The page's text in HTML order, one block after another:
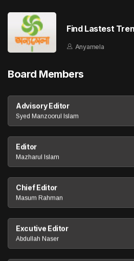
Find Lastest
Anyamela
Board Members
Advisory Editor
Syed Manzoorul Islam
Editor
Mazharul Islam
Chief Editor
Masum Rahman
Excutive Editor
Abdullah Naser